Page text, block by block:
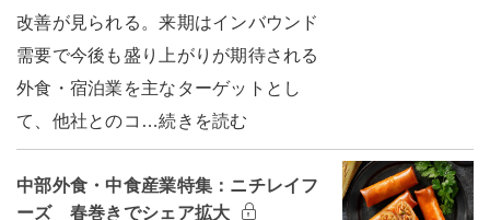
改善が見られる。来期はインバウンド
需要で今後も盛り上がりが期待される
外食・宿泊業を主なターゲットとし
て、他社とのコ…続きを読む
中部外食・中食産業特集：ニチレイフ
ーズ 春巻きでシェア拡大